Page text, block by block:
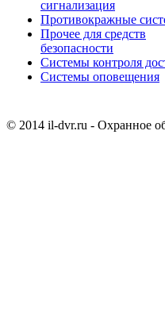
сигнализация
Противокражные
Прочее для средств
безопасности
Системы контроля
Системы оповещения
© 2014 il-dvr.ru - Охранное